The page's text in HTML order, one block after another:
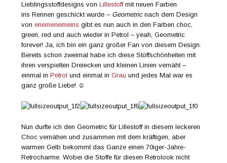
Lieblingsstoffdesigns vonLillestoffmit neuen Farben
ins Rennen geschickt wurde – Geometricnach dem Design
vonenemenemeins gibt es nun auch in den Farben choc,
green, red und auch wieder in Petrol – yeah, Geometric
forever! Ja, ich bin ein ganz großer Fan von diesem Design.
Bereits schon zweimal habe ich diese Stoffschönheiten mit
ihren verspielten Dreiecken und kleinen Linien vernäht –
einmal inPetrol und einmal inGrau und jedes Mal war es
ganz große Liebe! ☺️
Nun durfte ich den Geometric für Lillestoff in diesem leckeren
Choc vernähen und zusammen mit dem kräftigen, aber
warmen Gelb bekommt das Ganze einen 70iger-Jahre-
Retrocharme. Wobei die Stoffe für diesen Retrolook nicht